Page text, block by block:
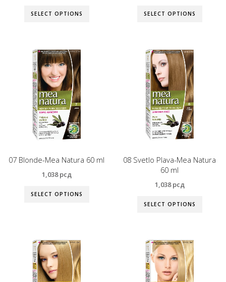
SELECT OPTIONS SELECT OPTIONS
07 Blonde-Mea Natura 60 ml
1,038рсд
SELECT OPTIONS
08 Svetlo Plava-Mea Natura
60 ml
1,038рсд
SELECT OPTIONS